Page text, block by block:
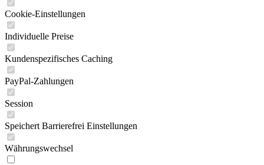
Cookie-Einstellungen
Individuelle Preise
Kundenspezifisches Caching
PayPal-Zahlungen
Session
Speichert Barrierefrei Einstellungen
Währungswechsel